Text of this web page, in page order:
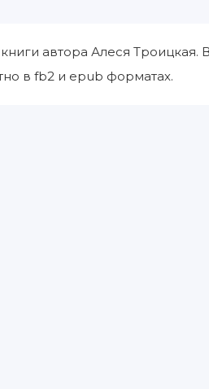
автора Алеся
в fb2 и epub форматах.